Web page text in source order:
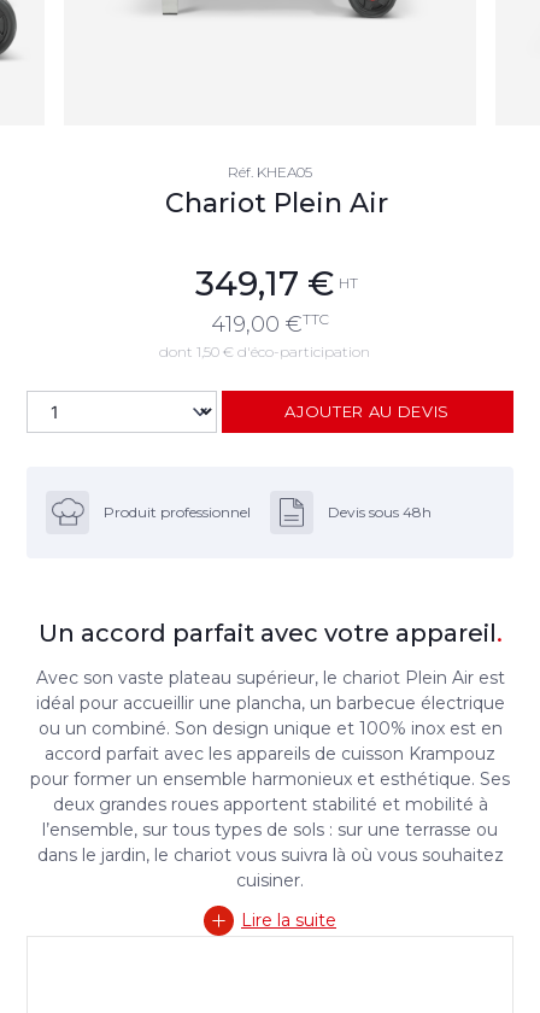
Réf. KHEA05
Chariot Plein Air
349,17 € HT
419,00 €TTC
dont 1,50 € d'éco-participation
AJOUTER AU DEVIS
Produit professionnel Devis sous 48h
Un accord parfait avec votre appareil.
Avec son vaste plateau supérieur, le chariot Plein Air est
idéal pour accueillir une plancha, un barbecue électrique
ou un combiné. Son design unique et 100% inox est en
accord parfait avec les appareils de cuisson Krampouz
pour former un ensemble harmonieux et esthétique. Ses
deux grandes roues apportent stabilité et mobilité à
l’ensemble, sur tous types de sols : sur une terrasse ou
dans le jardin, le chariot vous suivra là où vous souhaitez
cuisiner.
Lire la suite